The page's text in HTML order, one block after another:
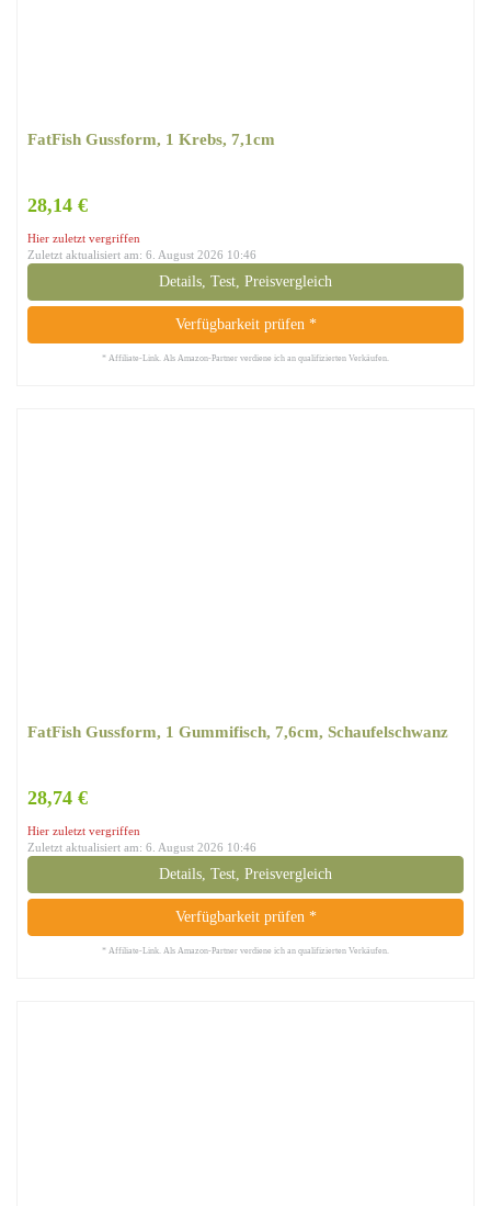
FatFish Gussform, 1 Krebs, 7,1cm
28,14 €
Hier zuletzt vergriffen
Zuletzt aktualisiert am: 6. August 2026 10:46
Details, Test, Preisvergleich
Verfügbarkeit prüfen *
* Affiliate-Link. Als Amazon-Partner verdiene ich an qualifizierten Verkäufen.
FatFish Gussform, 1 Gummifisch, 7,6cm, Schaufelschwanz
28,74 €
Hier zuletzt vergriffen
Zuletzt aktualisiert am: 6. August 2026 10:46
Details, Test, Preisvergleich
Verfügbarkeit prüfen *
* Affiliate-Link. Als Amazon-Partner verdiene ich an qualifizierten Verkäufen.